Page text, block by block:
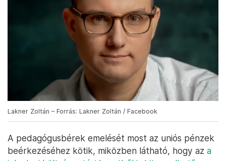
Lakner Zoltán – Forrás: Lakner Zoltán / Facebook
A pedagógusbérek emelését most az uniós pénzek
beérkezéséhez kötik, miközben látható, hogy az a